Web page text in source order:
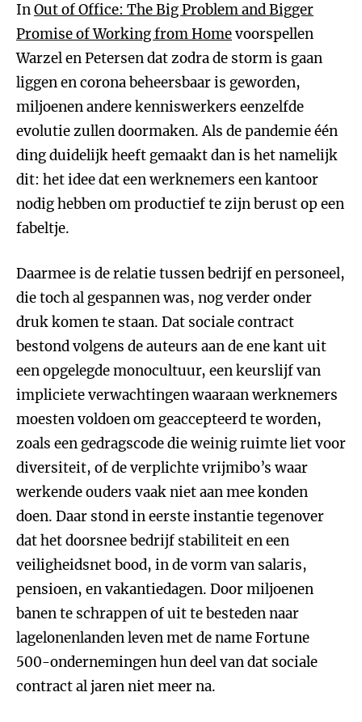
InOut of Office: The Big Problem and Bigger
Promise of Working from Homevoorspellen
Warzel en Petersen dat zodra de storm is gaan
liggen en corona beheersbaar is geworden,
miljoenen andere kenniswerkers eenzelfde
evolutie zullen doormaken. Als de pandemie één
ding duidelijk heeft gemaakt dan is het namelijk
dit: het idee dat een werknemers een kantoor
nodig hebben om productief te zijn berust op een
fabeltje.
Daarmee is de relatie tussen bedrijf en personeel,
die toch al gespannen was, nog verder onder
druk komen te staan. Dat sociale contract
bestond volgens de auteurs aan de ene kant uit
een opgelegde monocultuur, een keurslijf van
impliciete verwachtingen waaraan werknemers
moesten voldoen om geaccepteerd te worden,
zoals een gedragscode die weinig ruimte liet voor
diversiteit, of de verplichte vrijmibo’s waar
werkende ouders vaak niet aan mee konden
doen. Daar stond in eerste instantie tegenover
dat het doorsnee bedrijf stabiliteit en een
veiligheidsnet bood, in de vorm van salaris,
pensioen, en vakantiedagen. Door miljoenen
banen te schrappen of uit te besteden naar
lagelonenlanden leven met de name Fortune
500-ondernemingen hun deel van dat sociale
contract al jaren niet meer na.